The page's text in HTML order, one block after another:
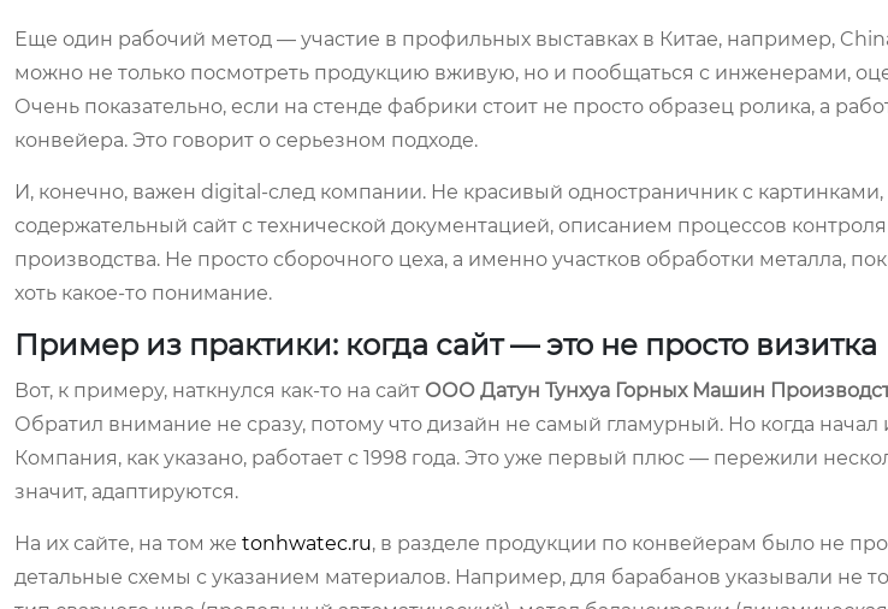
Еще один рабочий метод — участие в профильных выставках в Китае, например,
можно не только посмотреть продукцию вживую, но и пообщаться с инженерами,
Очень показательно, если на стенде фабрики стоит не просто образец ролика, а
конвейера. Это говорит о серьезном подходе.
И, конечно, важен digital-след компании. Не красивый одностраничник с
содержательный сайт с технической документацией, описанием процессов
производства. Не просто сборочного цеха, а именно участков обработки металла,
хоть какое-то понимание.
Пример из практики: когда сайт — это не просто визитка
Вот, к примеру, наткнулся как-то на сайт ООО Датун Тунхуа Горных Машин
Обратил внимание не сразу, потому что дизайн не самый гламурный. Но когда начал
Компания, как указано, работает с 1998 года. Это уже первый плюс — пережили
значит, адаптируются.
На их сайте, на том же tonhwatec.ru, в разделе продукции по конвейерам было не
детальные схемы с указанием материалов. Например, для барабанов указывали не